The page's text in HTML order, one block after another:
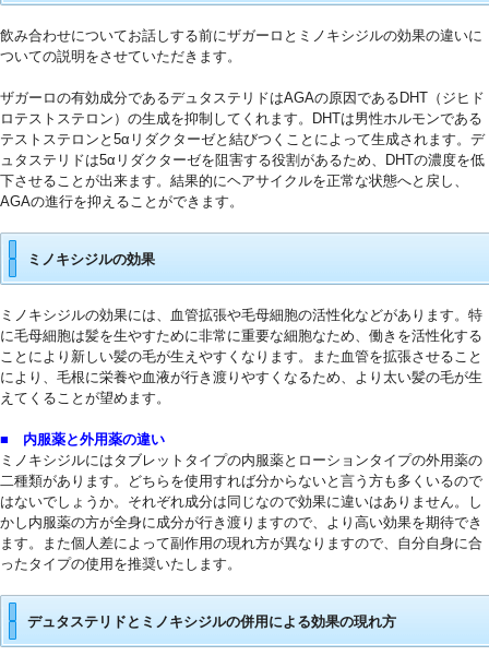
飲み合わせについてお話しする前にザガーロとミノキシジルの効果の違いに
ついての説明をさせていただきます。
ザガーロの有効成分であるデュタステリドはAGAの原因であるDHT（ジヒド
ロテストステロン）の生成を抑制してくれます。DHTは男性ホルモンである
テストステロンと5αリダクターゼと結びつくことによって生成されます。デ
ュタステリドは5αリダクターゼを阻害する役割があるため、DHTの濃度を低
下させることが出来ます。結果的にヘアサイクルを正常な状態へと戻し、
AGAの進行を抑えることができます。
ミノキシジルの効果
ミノキシジルの効果には、血管拡張や毛母細胞の活性化などがあります。特
に毛母細胞は髪を生やすために非常に重要な細胞なため、働きを活性化する
ことにより新しい髪の毛が生えやすくなります。また血管を拡張させること
により、毛根に栄養や血液が行き渡りやすくなるため、より太い髪の毛が生
えてくることが望めます。
■ 内服薬と外用薬の違い
ミノキシジルにはタブレットタイプの内服薬とローションタイプの外用薬の
二種類があります。どちらを使用すれば分からないと言う方も多くいるので
はないでしょうか。それぞれ成分は同じなので効果に違いはありません。し
かし内服薬の方が全身に成分が行き渡りますので、より高い効果を期待でき
ます。また個人差によって副作用の現れ方が異なりますので、自分自身に合
ったタイプの使用を推奨いたします。
デュタステリドとミノキシジルの併用による効果の現れ方